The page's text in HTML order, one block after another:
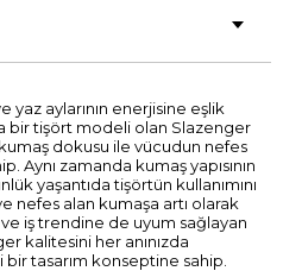
yaz aylarının enerjisine eşlik
bir tişört modeli olan Slazenger
dokusu ile vücudun nefes
Aynı zamanda kumaş yapısının
yaşantıda tişörtün kullanımını
nefes alan kumaşa artı olarak
iş trendine de uyum sağlayan
kalitesini her anınızda
tasarım konseptine sahip.